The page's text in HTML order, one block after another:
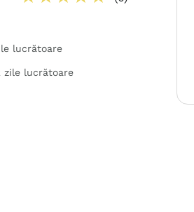
lucrătoare
zile lucrătoare